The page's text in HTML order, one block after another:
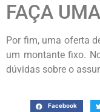
FAÇA
Por fim, uma oferta
um montante fixo.
dúvidas sobre o
Facebook